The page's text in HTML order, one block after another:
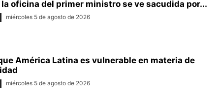
la oficina del primer ministro se ve sacudida por...
miércoles 5 de agosto de 2026
América Latina es vulnerable en materia de
miércoles 5 de agosto de 2026